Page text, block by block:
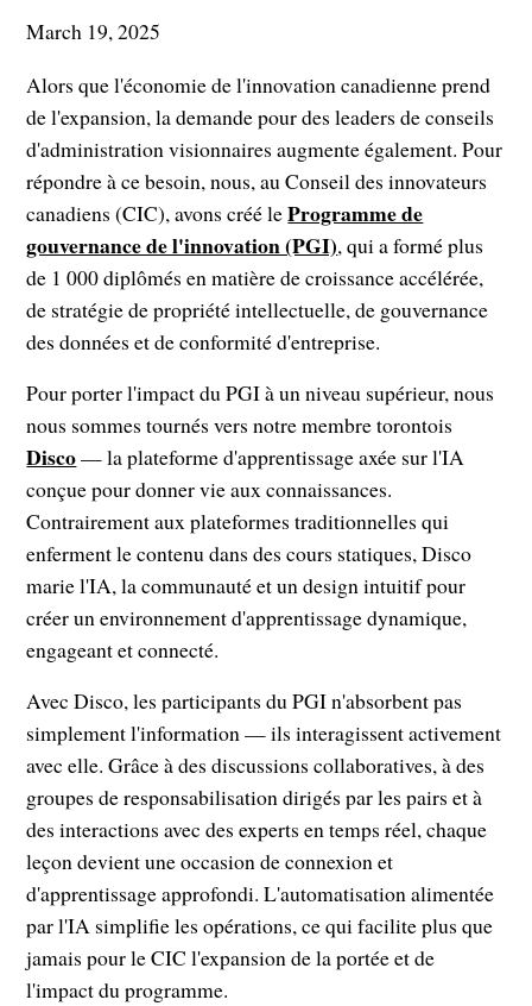
March 19, 2025
Alors que l'économie de l'innovation canadienne prend
de l'expansion, la demande pour des leaders de conseils
d'administration visionnaires augmente également. Pour
répondre à ce besoin, nous, au Conseil des innovateurs
canadiens (CIC), avons créé leProgramme de
gouvernance de l'innovation (PGI), qui a formé plus
de 1 000 diplômés en matière de croissance accélérée,
de stratégie de propriété intellectuelle, de gouvernance
des données et de conformité d'entreprise.
Pour porter l'impact du PGI à un niveau supérieur, nous
nous sommes tournés vers notre membre torontois
Disco— la plateforme d'apprentissage axée sur l'IA
conçue pour donner vie aux connaissances.
Contrairement aux plateformes traditionnelles qui
enferment le contenu dans des cours statiques, Disco
marie l'IA, la communauté et un design intuitif pour
créer un environnement d'apprentissage dynamique,
engageant et connecté.
Avec Disco, les participants du PGI n'absorbent pas
simplement l'information — ils interagissent activement
avec elle. Grâce à des discussions collaboratives, à des
groupes de responsabilisation dirigés par les pairs et à
des interactions avec des experts en temps réel, chaque
leçon devient une occasion de connexion et
d'apprentissage approfondi. L'automatisation alimentée
par l'IA simplifie les opérations, ce qui facilite plus que
jamais pour le CIC l'expansion de la portée et de
l'impact du programme.